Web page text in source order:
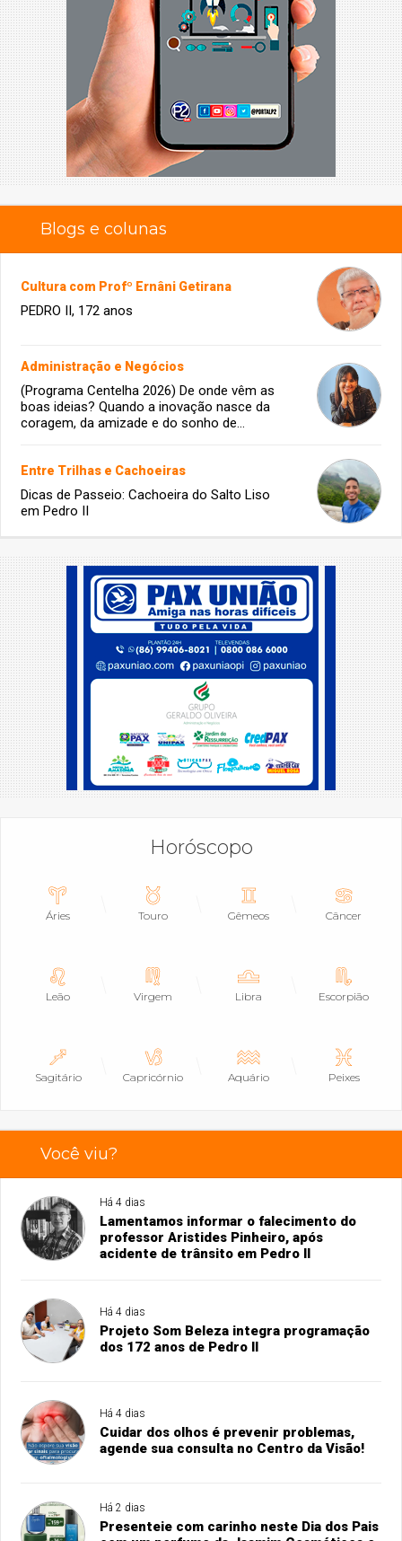
Blogs e colunas
Cultura com Profº Ernâni Getirana
PEDRO II, 172 anos
Administração e Negócios
(Programa Centelha 2026) De onde vêm as
boas ideias? Quando a inovação nasce da
coragem, da amizade e do sonho de
Entre Trilhas e Cachoeiras
Dicas de Passeio: Cachoeira do Salto Liso
em Pedro II
Horóscopo
Áries Touro Gêmeos Câncer
Leão Virgem Libra Escorpião
Sagitário Capricórnio Aquário Peixes
Você viu?
Há 4 dias
Lamentamos informar o falecimento do
professor Aristides Pinheiro, após
acidente de trânsito em Pedro II
Há 4 dias
Projeto Som Beleza integra programação
dos 172 anos de Pedro II
Há 4 dias
Cuidar dos olhos é prevenir problemas,
agende sua consulta no Centro da Visão!
Há 2 dias
Presenteie com carinho neste Dia dos Pais